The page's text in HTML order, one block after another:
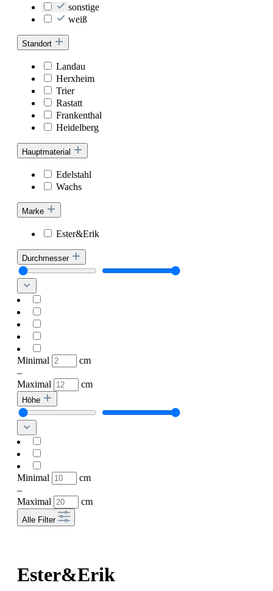
sonstige
weiß
Standort
Landau
Herxheim
Trier
Rastatt
Frankenthal
Heidelberg
Hauptmaterial
Edelstahl
Wachs
Marke
Ester&Erik
Durchmesser
Minimal
cm
–
Maximal
cm
Höhe
Minimal
cm
–
Maximal
cm
Alle Filter
Ester&Erik